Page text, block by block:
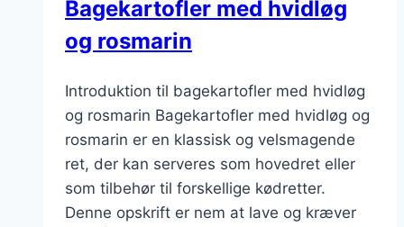
Bagekartofler med hvidløg
og rosmarin
Introduktion til bagekartofler med hvidløg
og rosmarin Bagekartofler med hvidløg og
rosmarin er en klassisk og velsmagende
ret, der kan serveres som hovedret eller
som tilbehør til forskellige kødretter.
Denne opskrift er nem at lave og kræver